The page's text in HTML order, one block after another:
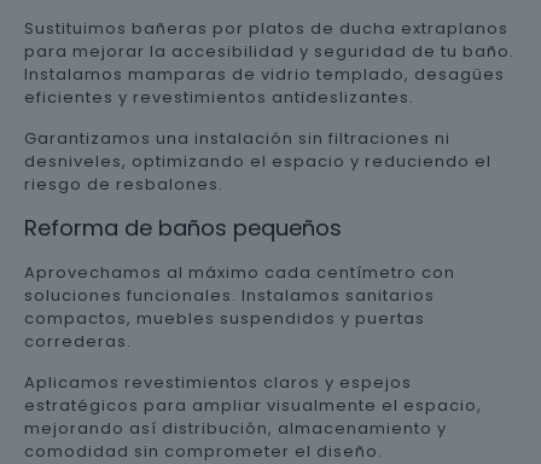
Sustituimos bañeras por platos de ducha extraplanos
para mejorar la accesibilidad y seguridad de tu baño.
Instalamos mamparas de vidrio templado, desagües
eficientes y revestimientos antideslizantes.
Garantizamos una instalación sin filtraciones ni
desniveles, optimizando el espacio y reduciendo el
riesgo de resbalones.
Reforma de baños pequeños
Aprovechamos al máximo cada centímetro con
soluciones funcionales. Instalamos sanitarios
compactos, muebles suspendidos y puertas
correderas.
Aplicamos revestimientos claros y espejos
estratégicos para ampliar visualmente el espacio,
mejorando así distribución, almacenamiento y
comodidad sin comprometer el diseño.